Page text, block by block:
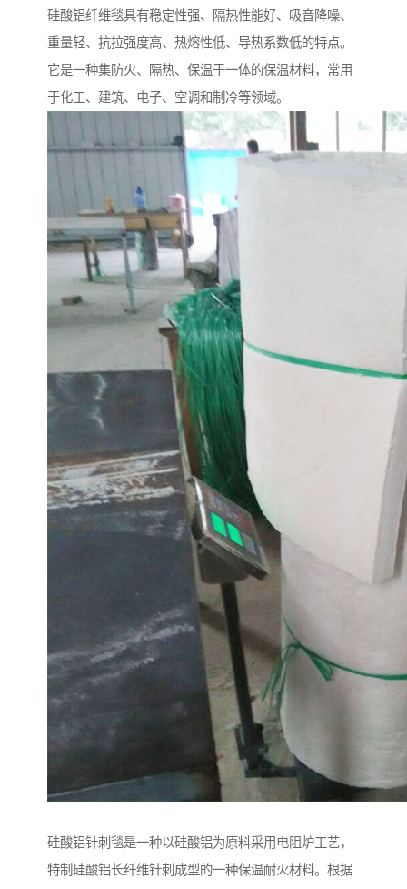
硅酸铝纤维毯具有稳定性强、隔热性能好、吸音降噪、
重量轻、抗拉强度高、热熔性低、导热系数低的特点。
它是一种集防火、隔热、保温于一体的保温材料，常用
于化工、建筑、电子、空调和制冷等领域。
硅酸铝针刺毯是一种以硅酸铝为原料采用电阻炉工艺，
特制硅酸铝长纤维针刺成型的一种保温耐火材料。根据